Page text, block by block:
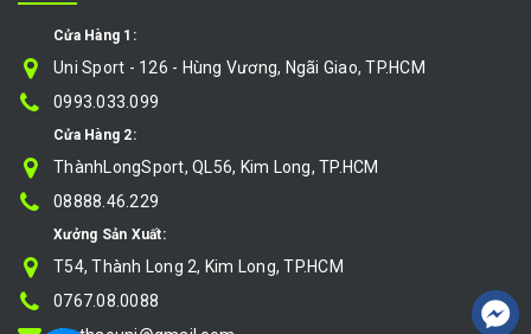
Cửa Hàng 1:
Uni Sport - 126 - Hùng Vương, Ngãi Giao, TP.HCM
0993.033.099
Cửa Hàng 2:
ThànhLongSport, QL56, Kim Long, TP.HCM
08888.46.229
Xưởng Sản Xuất:
T54, Thành Long 2, Kim Long, TP.HCM
0767.08.0088